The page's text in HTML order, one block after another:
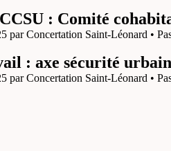
: Comité
par Concertation Saint-Léonard •
: axe sécurité
par Concertation Saint-Léonard •